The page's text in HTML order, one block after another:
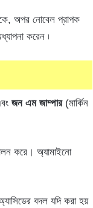
অপর নোবেল প্রাপক
করেন ৷
জন এম জাম্পার(মার্কিন
করে। অ্যামাইনো
বদল যদি করা হয়